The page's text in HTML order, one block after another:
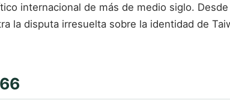
internacional de más de medio siglo. Desde
la disputa irresuelta sobre la identidad de